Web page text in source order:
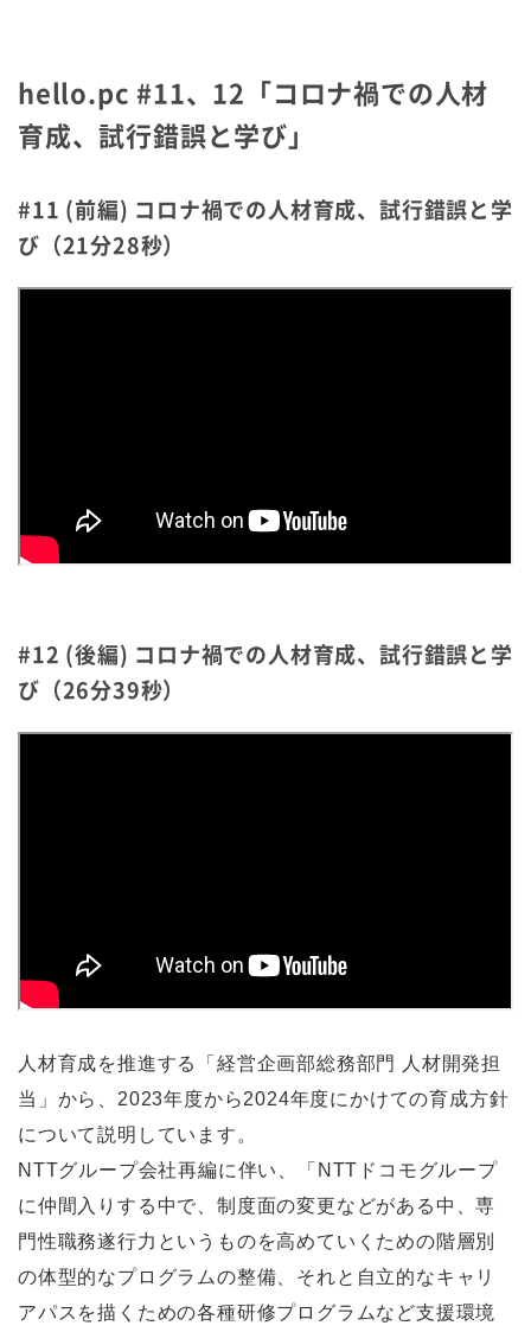
hello.pc #11、12「コロナ禍での人材
育成、試行錯誤と学び」
#11 (前編) コロナ禍での人材育成、試行錯誤と学
び（21分28秒）
#12 (後編) コロナ禍での人材育成、試行錯誤と学
び（26分39秒）
人材育成を推進する「経営企画部総務部門 人材開発担
当」から、2023年度から2024年度にかけての育成方針
について説明しています。
NTTグループ会社再編に伴い、「NTTドコモグループ
に仲間入りする中で、制度面の変更などがある中、専
門性職務遂行力というものを高めていくための階層別
の体型的なプログラムの整備、それと自立的なキャリ
アパスを描くための各種研修プログラムなど支援環境